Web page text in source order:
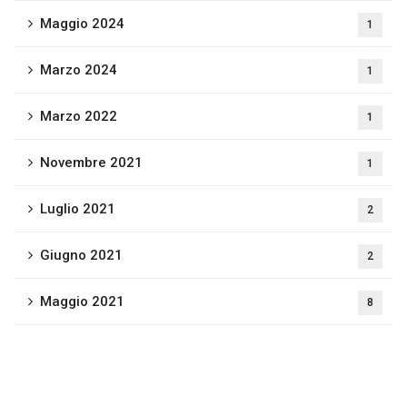
Maggio 2024 1
Marzo 2024 1
Marzo 2022 1
Novembre 2021 1
Luglio 2021 2
Giugno 2021 2
Maggio 2021 8